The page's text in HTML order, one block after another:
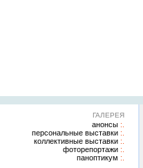
ГАЛЕРЕЯ
анонсы
персональные выставки
коллективные выставки
фоторепортажи
паноптикум